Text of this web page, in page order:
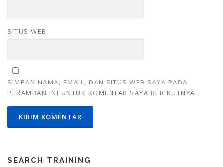
SITUS WEB
SIMPAN NAMA, EMAIL, DAN SITUS WEB SAYA PADA
PERAMBAN INI UNTUK KOMENTAR SAYA BERIKUTNYA.
SEARCH TRAINING